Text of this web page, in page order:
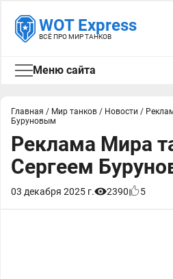
WOT Express
ВСЁ ПРО МИР ТАНКОВ
Меню сайта
Главная / Мир танков / Новости /
Буруновым
Реклама Мира
Сергеем
03 декабря 2025 г. 2390 5